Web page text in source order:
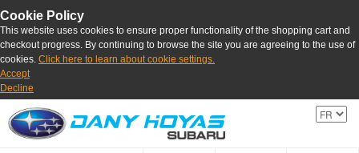
Cookie Policy
This website uses cookies to ensure proper functionality of the shopping cart and
checkout progress. By continuing to browse the site you are agreeing to the use of
cookies. Click here to learn about cookie settings.
Accept
Decline